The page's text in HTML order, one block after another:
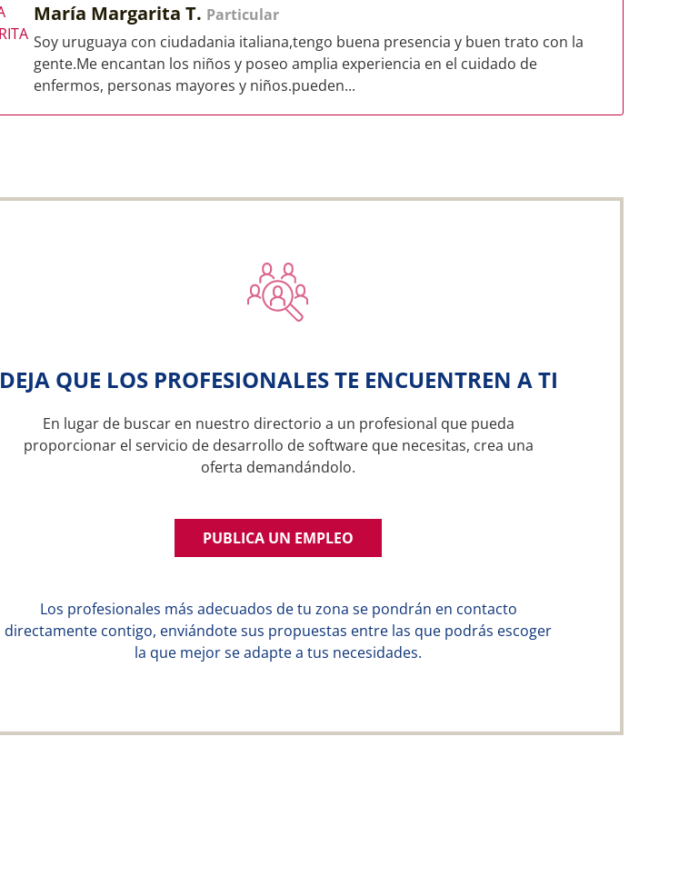
María Margarita T. Particular
Soy uruguaya con ciudadania italiana,tengo buena presencia y buen trato con la
gente.Me encantan los niños y poseo amplia experiencia en el cuidado de
enfermos, personas mayores y niños.pueden...
DEJA QUE LOS PROFESIONALES TE ENCUENTREN A TI
En lugar de buscar en nuestro directorio a un profesional que pueda
proporcionar el servicio de desarrollo de software que necesitas, crea una
oferta demandándolo.
PUBLICA UN EMPLEO
Los profesionales más adecuados de tu zona se pondrán en contacto
directamente contigo, enviándote sus propuestas entre las que podrás escoger
la que mejor se adapte a tus necesidades.